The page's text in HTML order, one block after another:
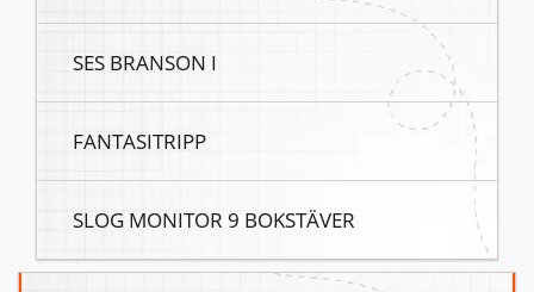
SES BRANSON I
FANTASITRIPP
SLOG MONITOR 9 BOKSTÄVER